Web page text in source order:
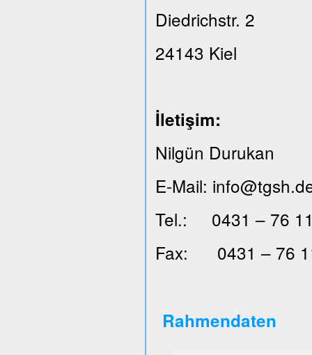
Diedrichstr. 2
24143 Kiel
İletişim:
Nilgün Durukan
E-Mail:
Tel.: 0431 – 76
Fax: 0431 – 76
Rahmendaten